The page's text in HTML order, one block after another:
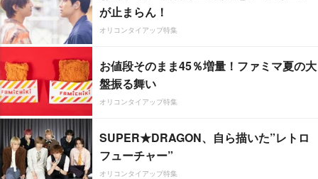
が止まらん！
オリコンタイアップ特集
お値段そのまま45％増量！ファミマ夏の大
盤振る舞い
オリコンタイアップ特集
SUPER★DRAGON、自ら描いた”レトロ
フューチャー”
オリコンタイアップ特集